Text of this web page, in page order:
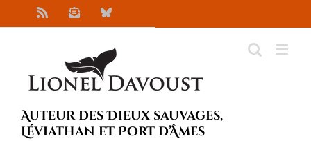
au
NewsletterBluesky
Auteur des Dieux sauvages,
Léviathan et Port d’Âmes